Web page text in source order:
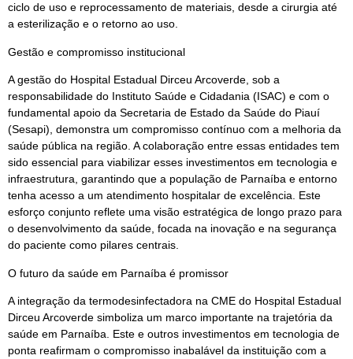
ciclo de uso e reprocessamento de materiais, desde a cirurgia até
a esterilização e o retorno ao uso.
Gestão e compromisso institucional
A gestão do Hospital Estadual Dirceu Arcoverde, sob a
responsabilidade do Instituto Saúde e Cidadania (ISAC) e com o
fundamental apoio da Secretaria de Estado da Saúde do Piauí
(Sesapi), demonstra um compromisso contínuo com a melhoria da
saúde pública na região. A colaboração entre essas entidades tem
sido essencial para viabilizar esses investimentos em tecnologia e
infraestrutura, garantindo que a população de Parnaíba e entorno
tenha acesso a um atendimento hospitalar de excelência. Este
esforço conjunto reflete uma visão estratégica de longo prazo para
o desenvolvimento da saúde, focada na inovação e na segurança
do paciente como pilares centrais.
O futuro da saúde em Parnaíba é promissor
A integração da termodesinfectadora na CME do Hospital Estadual
Dirceu Arcoverde simboliza um marco importante na trajetória da
saúde em Parnaíba. Este e outros investimentos em tecnologia de
ponta reafirmam o compromisso inabalável da instituição com a